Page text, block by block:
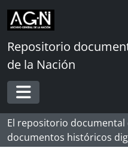
Skip to main content
Repositorio
de la Nación
Toggle navigation
El repositorio
documentos históricos